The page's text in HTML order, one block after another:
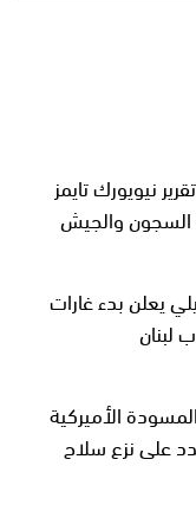
نيويورك تايمز
والجيش
يعلن بدء غارات
لبنان
الأميركية
على نزع سلاح